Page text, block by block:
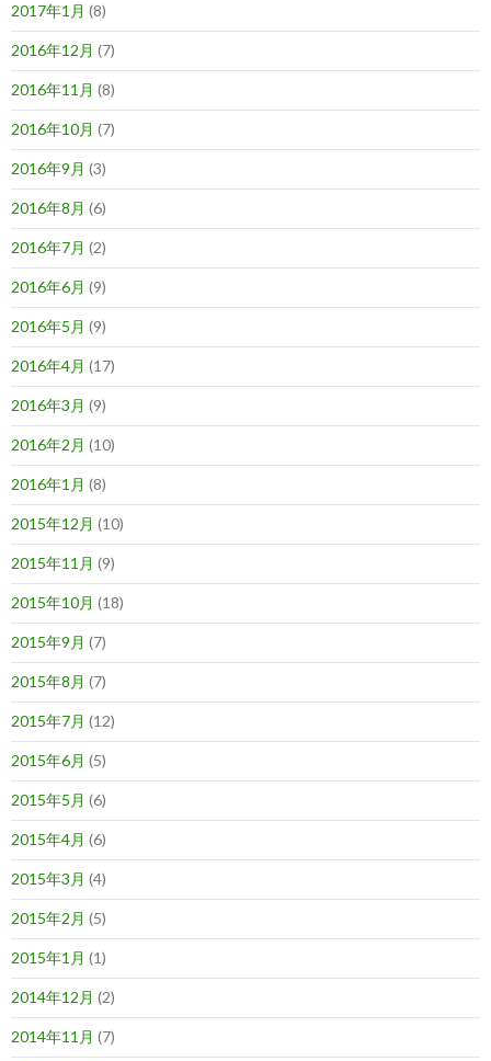
2017年1月 (8)
2016年12月 (7)
2016年11月 (8)
2016年10月 (7)
2016年9月 (3)
2016年8月 (6)
2016年7月 (2)
2016年6月 (9)
2016年5月 (9)
2016年4月 (17)
2016年3月 (9)
2016年2月 (10)
2016年1月 (8)
2015年12月 (10)
2015年11月 (9)
2015年10月 (18)
2015年9月 (7)
2015年8月 (7)
2015年7月 (12)
2015年6月 (5)
2015年5月 (6)
2015年4月 (6)
2015年3月 (4)
2015年2月 (5)
2015年1月 (1)
2014年12月 (2)
2014年11月 (7)